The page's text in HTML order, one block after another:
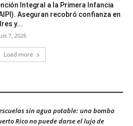
Integral a la Primera Infancia
Aseguran recobró confianza en
y...
7, 2026
Load more
sin agua potable: una bomba
Rico no puede darse el lujo de